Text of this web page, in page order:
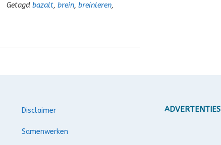
Getagd bazalt, brein, breinleren,
Disclaimer
Samenwerken
ADVERTENTIES